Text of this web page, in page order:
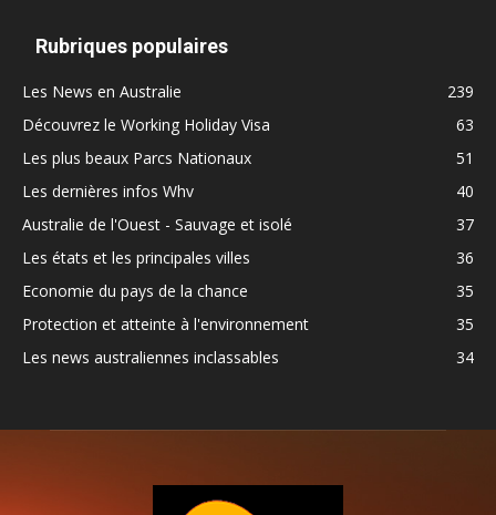
Rubriques populaires
Les News en Australie
239
Découvrez le Working Holiday Visa
63
Les plus beaux Parcs Nationaux
51
Les dernières infos Whv
40
Australie de l'Ouest - Sauvage et isolé
37
Les états et les principales villes
36
Economie du pays de la chance
35
Protection et atteinte à l'environnement
35
Les news australiennes inclassables
34